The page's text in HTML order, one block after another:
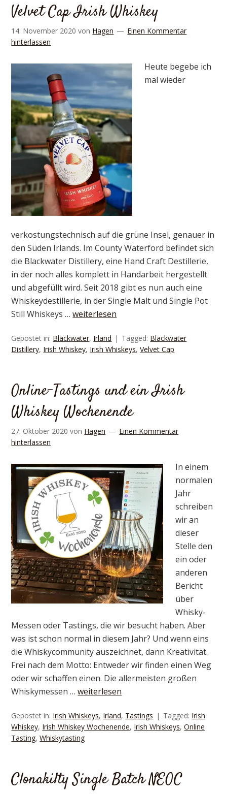
Velvet Cap Irish Whiskey
14. November 2020 von Hagen
Einen Kommentar
hinterlassen
Heute begebe ich
mal wieder
verkostungstechnisch auf die grüne Insel, genauer in
den Süden Irlands. Im County Waterford befindet sich
die Blackwater Distillery, eine Hand Craft Destillerie,
in der noch alles komplett in Handarbeit hergestellt
und abgefüllt wird. Seit 2018 gibt es nun auch eine
Whiskeydestillerie, in der Single Malt und Single Pot
Still Whiskeys …weiterlesen
Gepostet in: Blackwater, Irland Tagged: Blackwater
Distillery, Irish Whiskey, Irish Whiskeys,Velvet Cap
Online-Tastings und ein Irish
Whiskey Wochenende
27. Oktober 2020 von Hagen
Einen Kommentar
hinterlassen
In einem
normalen
Jahr
schreiben
wir an
dieser
Stelle den
ein oder
anderen
Bericht
über
Whisky-
Messen oder Tastings, die wir besucht haben. Aber
was ist schon normal in diesem Jahr? Und wenn eins
die Whiskycommunity auszeichnet, dann Kreativität.
Frei nach dem Motto: Entweder wir finden einen Weg
oder wir schaffen einen. Die allermeisten großen
Whiskymessen …weiterlesen
Gepostet in: Irish Whiskeys, Irland, Tastings Tagged: Irish
Whiskey, Irish Whiskey Wochenende, Irish Whiskeys,Online
Tasting,Whiskytasting
Clonakilty Single Batch NEOC